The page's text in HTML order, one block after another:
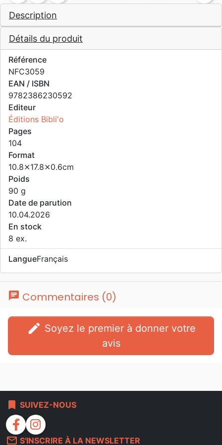
Description
Détails du produit
Référence
NFC3059
EAN / ISBN
9782386230592
Editeur
Éditions Bibli'o
Pages
104
Format
10.8⨯17.8⨯0.6cm
Poids
90 g
Date de parution
10.04.2026
En stock
8 ex.
LangueFrançais
chat Commentaires (0)
edit
avis
bookmark SUIVEZ-NOUS
facebook
instagram
mail_outline S'INSCRIRE À LA NEWSLETTER